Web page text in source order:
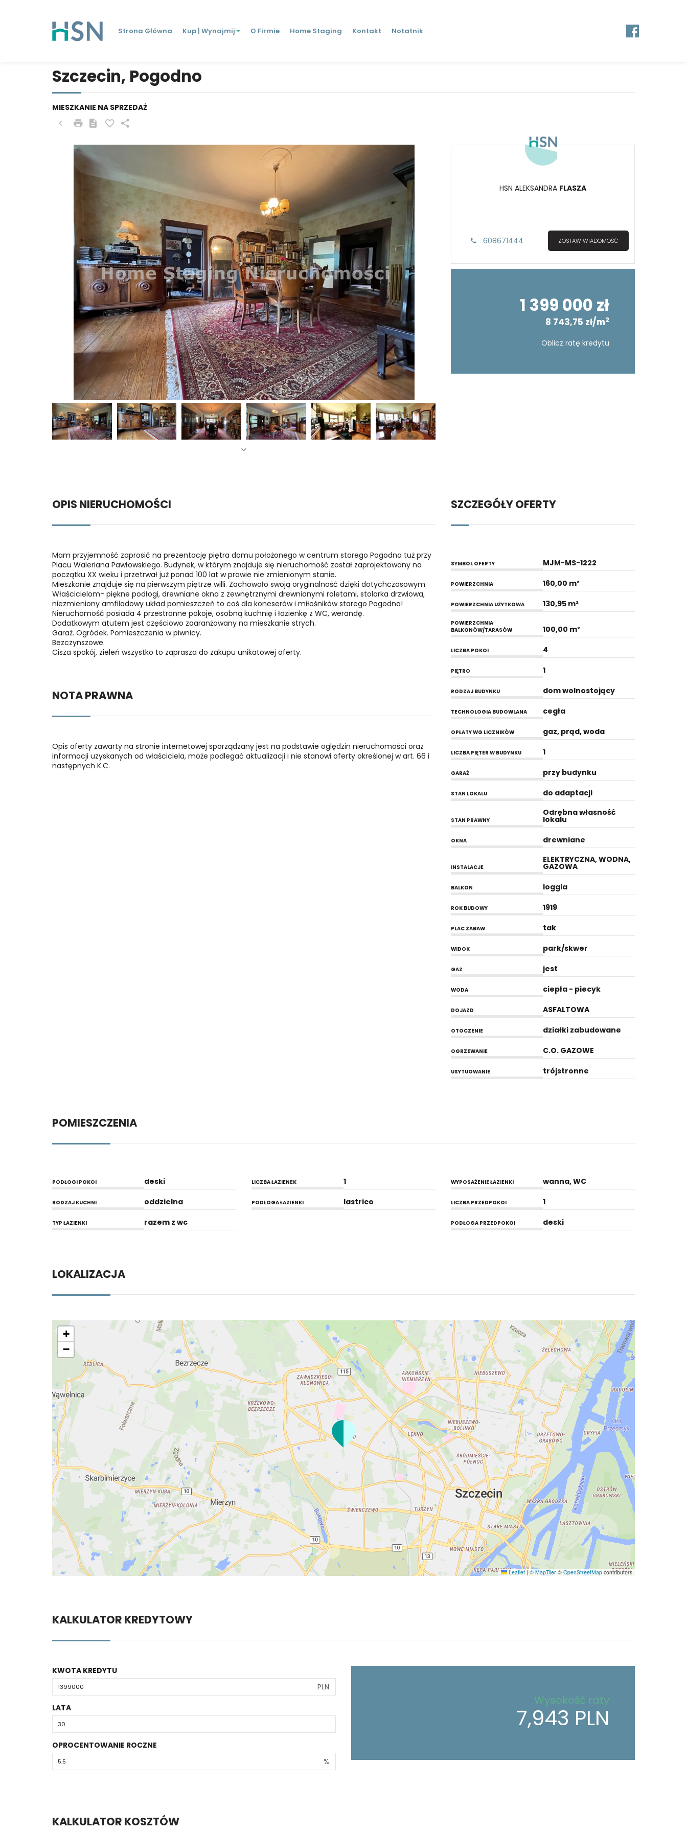
Strona Główna Kup | Wynajmij O Firmie Home Staging Kontakt Notatnik
Szczecin, Pogodno
MIESZKANIE NA SPRZEDAŻ
HSN ALEKSANDRA FLASZA
608671444 ZOSTAW WIADOMOŚĆ
1 399 000 zł
8 743,75 zł/m2
Oblicz ratę kredytu
OPIS NIERUCHOMOŚCI
Mam przyjemność zaprosić na prezentację piętra domu położonego w centrum starego Pogodna tuż przy
Placu Waleriana Pawłowskiego. Budynek, w którym znajduje się nieruchomość został zaprojektowany na
początku XX wieku i przetrwał już ponad 100 lat w prawie nie zmienionym stanie.
Mieszkanie znajduje się na pierwszym piętrze willi. Zachowało swoją oryginalność dzięki dotychczasowym
Właścicielom- piękne podłogi, drewniane okna z zewnętrznymi drewnianymi roletami, stolarka drzwiowa,
niezmieniony amfiladowy układ pomieszczeń to coś dla koneserów i miłośników starego Pogodna!
Nieruchomość posiada 4 przestronne pokoje, osobną kuchnię i łazienkę z WC, werandę.
Dodatkowym atutem jest częściowo zaaranżowany na mieszkanie strych.
Garaż. Ogródek. Pomieszczenia w piwnicy.
Bezczynszowe.
Cisza spokój, zieleń wszystko to zaprasza do zakupu unikatowej oferty.
NOTA PRAWNA
Opis oferty zawarty na stronie internetowej sporządzany jest na podstawie oględzin nieruchomości oraz
informacji uzyskanych od właściciela, może podlegać aktualizacji i nie stanowi oferty określonej w art. 66 i
następnych K.C.
SZCZEGÓŁY OFERTY
SYMBOL OFERTY MJM-MS-1222
POWIERZCHNIA 160,00 m²
POWIERZCHNIA UŻYTKOWA 130,95 m²
POWIERZCHNIA
BALKONÓW/TARASÓW
100,00 m²
LICZBA POKOI 4
PIĘTRO 1
RODZAJ BUDYNKU dom wolnostojący
TECHNOLOGIA BUDOWLANA cegła
OPŁATY WG LICZNIKÓW gaz, prąd, woda
LICZBA PIĘTER W BUDYNKU 1
GARAŻ przy budynku
STAN LOKALU do adaptacji
STAN PRAWNY
Odrębna własność
lokalu
OKNA drewniane
INSTALACJE
ELEKTRYCZNA, WODNA,
GAZOWA
BALKON loggia
ROK BUDOWY 1919
PLAC ZABAW tak
WIDOK park/skwer
GAZ jest
WODA ciepła - piecyk
DOJAZD ASFALTOWA
OTOCZENIE działki zabudowane
OGRZEWANIE C.O. GAZOWE
USYTUOWANIE trójstronne
POMIESZCZENIA
PODŁOGI POKOI deski
RODZAJ KUCHNI oddzielna
TYP ŁAZIENKI razem z wc
LICZBA ŁAZIENEK 1
PODŁOGA ŁAZIENKI lastrico
WYPOSAŻENIE ŁAZIENKI wanna, WC
LICZBA PRZEDPOKOI 1
PODŁOGA PRZEDPOKOI deski
LOKALIZACJA
+
−
Leaflet | © MapTiler © OpenStreetMap contributors
KALKULATOR KREDYTOWY
KWOTA KREDYTU
PLN
LATA
OPROCENTOWANIE ROCZNE
%
Wysokość raty
7,943 PLN
KALKULATOR KOSZTÓW